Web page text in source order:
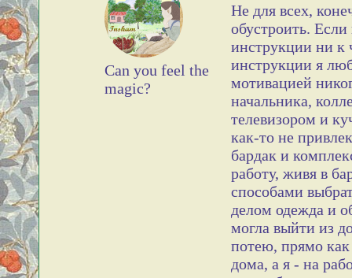
Can you feel the
magic?
Не для всех,
обустроить.
инструкции ни к
инструкции я
мотивацией
начальника,
телевизором и
как-то не
бардак и
работу, живя в
способами
делом одежда и
могла выйти из
потею, прямо
дома, а я - на